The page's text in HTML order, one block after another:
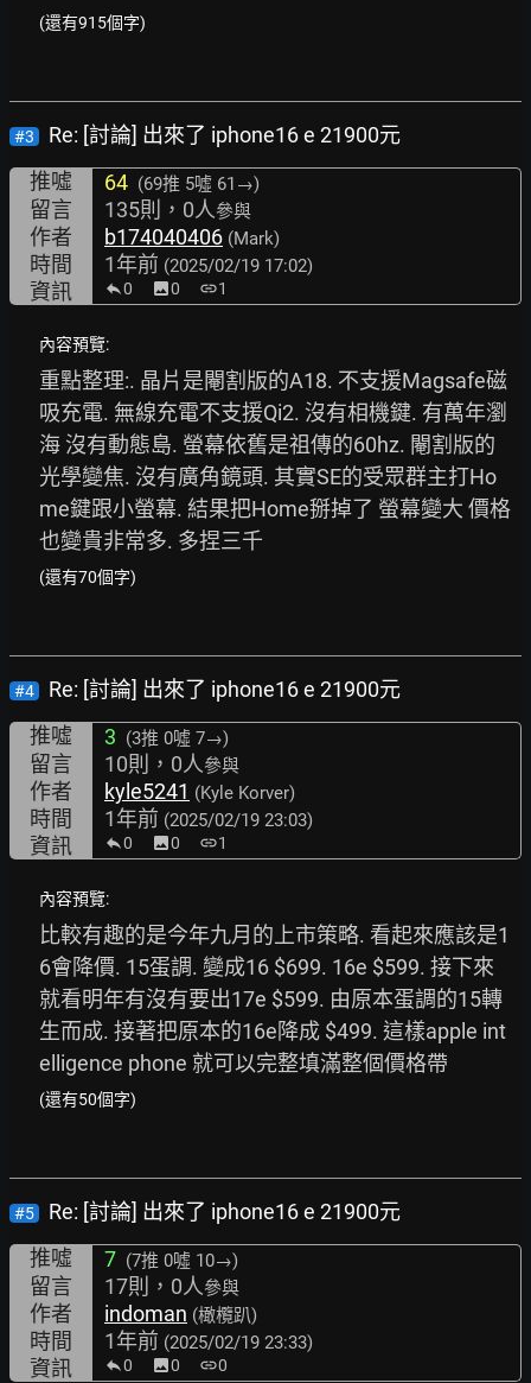
(還有915個字)
#3
Re: [討論] 出來了 iphone16 e 21900元
推噓
64 (69推 5噓 61→)
留言 135則，0人參與
作者 b174040406 (Mark)
時間 1年前 (2025/02/19 17:02)
資訊 0 image0 link1
內容預覽:
重點整理:. 晶片是閹割版的A18. 不支援Magsafe磁
吸充電. 無線充電不支援Qi2. 沒有相機鍵. 有萬年瀏
海 沒有動態島. 螢幕依舊是祖傳的60hz. 閹割版的
光學變焦. 沒有廣角鏡頭. 其實SE的受眾群主打Ho
me鍵跟小螢幕. 結果把Home掰掉了 螢幕變大 價格
也變貴非常多. 多捏三千
(還有70個字)
#4
Re: [討論] 出來了 iphone16 e 21900元
推噓
3 (3推 0噓 7→)
留言 10則，0人參與
作者 kyle5241 (Kyle Korver)
時間 1年前 (2025/02/19 23:03)
資訊 0 image0 link1
內容預覽:
比較有趣的是今年九月的上市策略. 看起來應該是1
6會降價. 15蛋調. 變成16 $699. 16e $599. 接下來
就看明年有沒有要出17e $599. 由原本蛋調的15轉
生而成. 接著把原本的16e降成 $499. 這樣apple int
elligence phone 就可以完整填滿整個價格帶
(還有50個字)
#5
Re: [討論] 出來了 iphone16 e 21900元
推噓
7 (7推 0噓 10→)
留言 17則，0人參與
作者 indoman (橄欖趴)
時間 1年前 (2025/02/19 23:33)
資訊 0 image0 link0